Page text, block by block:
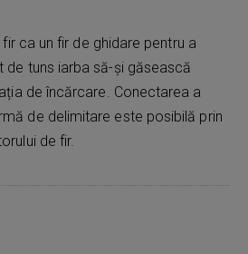
ca un fir de ghidare pentru a
de tuns iarba să-și găsească
de încărcare. Conectarea a
de delimitare este posibilă prin
de fir.